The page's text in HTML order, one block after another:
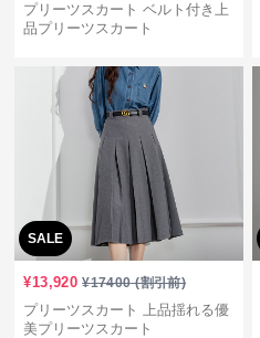
プリーツスカート ベルト付き上
品プリーツスカート
SALE
¥13,920 ¥17400(割引前)
プリーツスカート 上品揺れる優
美プリーツスカート